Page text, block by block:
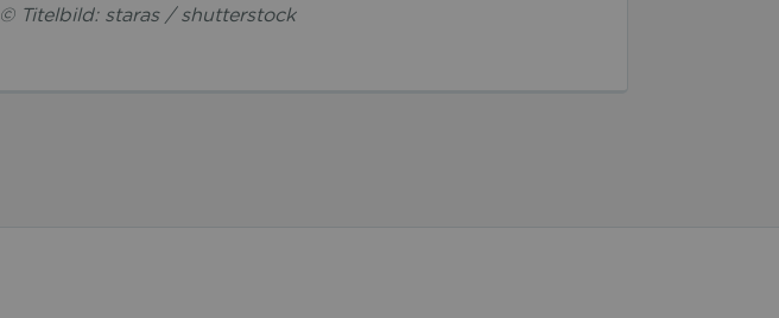
© Titelbild: staras / shutterstock